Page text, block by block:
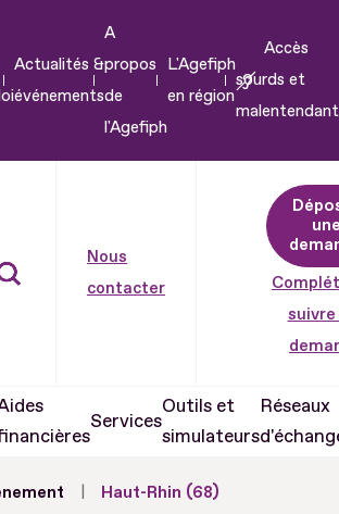
Actualités &
événements
A
propos
de
l'Agefiph
L'Agefiph
en région
Accès
sourds et
Nous
contacter
suivre
Services
Outils et
simulateurs
Réseaux
Haut-Rhin (68)